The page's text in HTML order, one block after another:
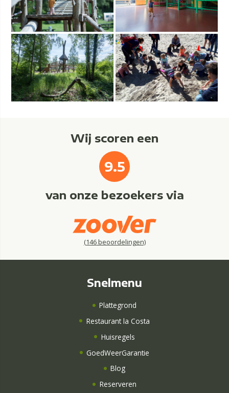
Wij scoren een
9.5
van onze bezoekers via
(146beoordelingen)
Snelmenu
Plattegrond
Restaurant la Costa
Huisregels
GoedWeerGarantie
Blog
Reserveren